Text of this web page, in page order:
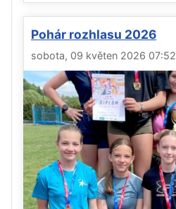
Pohár rozhlasu 2026
sobota, 09 květen 2026 07:52